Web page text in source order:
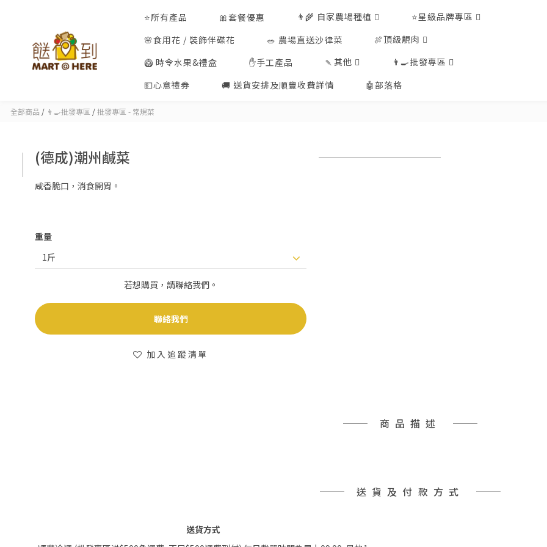
⭐所有產品 🎀套餐優惠 👨‍🌾 自家農場種植
⭐星級品牌專區
🌸食用花 / 裝飾伴碟花
🥗 農場直送沙律菜
🍖頂級靚肉
🥝 時令水果&禮盒
✋手工產品 🍡其他
👨‍🍳批發專區
💵心意禮券
🚚 送貨安排及順豐收費詳情 🤖部落格
全部商品 / 👨‍🍳批發專區 /批發專區 - 常規菜
(德成)潮州鹹菜
咸香脆口，消食開胃。
重量
若想購買，請聯絡我們。
聯絡我們
加入追蹤清單
商品描述
送貨及付款方式
送貨方式